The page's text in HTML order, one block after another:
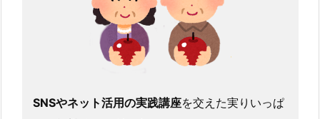
SNSやネット活用の実践講座を交えた実りいっぱ